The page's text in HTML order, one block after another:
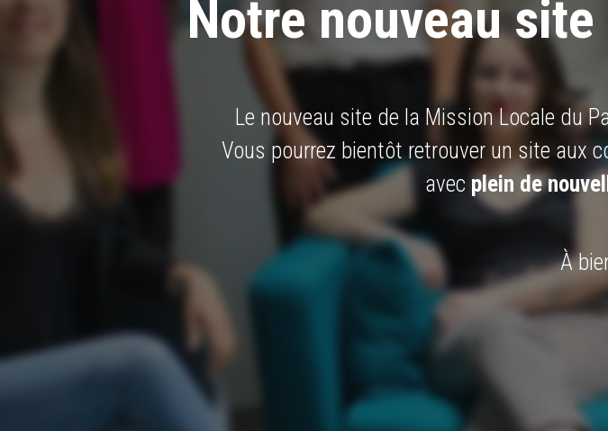
Notre nouveau
Le nouveau site de la Mission Locale du
Vous pourrez bientôt retrouver un site aux
avec plein de
À